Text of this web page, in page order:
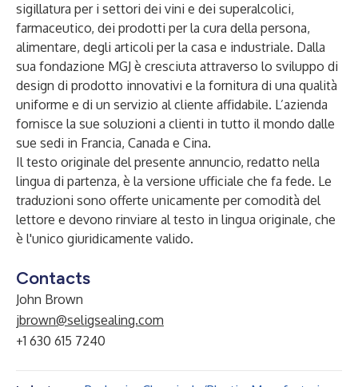
sigillatura per i settori dei vini e dei superalcolici,
farmaceutico, dei prodotti per la cura della persona,
alimentare, degli articoli per la casa e industriale. Dalla
sua fondazione MGJ è cresciuta attraverso lo sviluppo di
design di prodotto innovativi e la fornitura di una qualità
uniforme e di un servizio al cliente affidabile. L’azienda
fornisce la sue soluzioni a clienti in tutto il mondo dalle
sue sedi in Francia, Canada e Cina.
Il testo originale del presente annuncio, redatto nella
lingua di partenza, è la versione ufficiale che fa fede. Le
traduzioni sono offerte unicamente per comodità del
lettore e devono rinviare al testo in lingua originale, che
è l'unico giuridicamente valido.
Contacts
John Brown
jbrown@seligsealing.com
+1 630 615 7240